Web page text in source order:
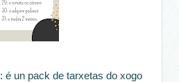
: é un pack de tarxetas do xogo